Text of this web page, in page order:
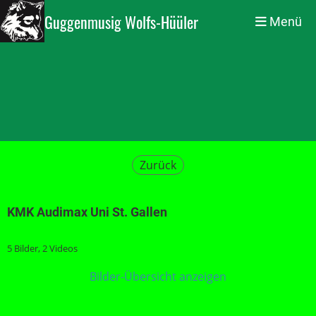
Guggenmusig Wolfs-Hüüler Menü
Zurück
KMK Audimax Uni St. Gallen
5 Bilder, 2 Videos
Bilder-Übersicht anzeigen